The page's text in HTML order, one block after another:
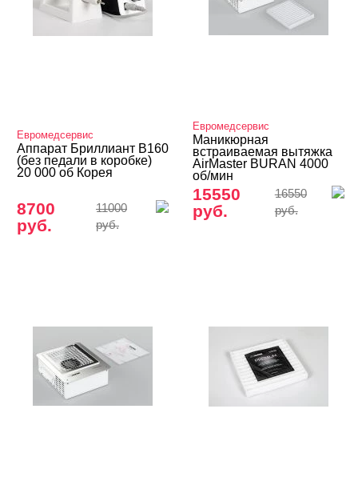
Евромедсервис
Аппарат Бриллиант B160
(без педали в коробке)
20 000 об Корея
8700
руб.
11000
руб.
Евромедсервис
Маникюрная
встраиваемая вытяжка
AirMaster BURAN 4000
об/мин
15550
руб.
16550
руб.